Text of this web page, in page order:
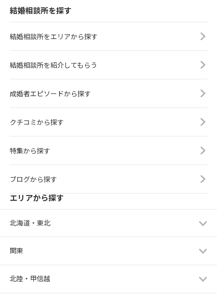
結婚相談所を探す
結婚相談所をエリアから探す
結婚相談所を紹介してもらう
成婚者エピソードから探す
クチコミから探す
特集から探す
ブログから探す
エリアから探す
北海道・東北
関東
北陸・甲信越